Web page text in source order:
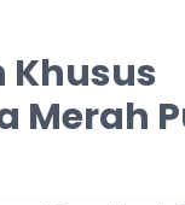
Khusus
Merah